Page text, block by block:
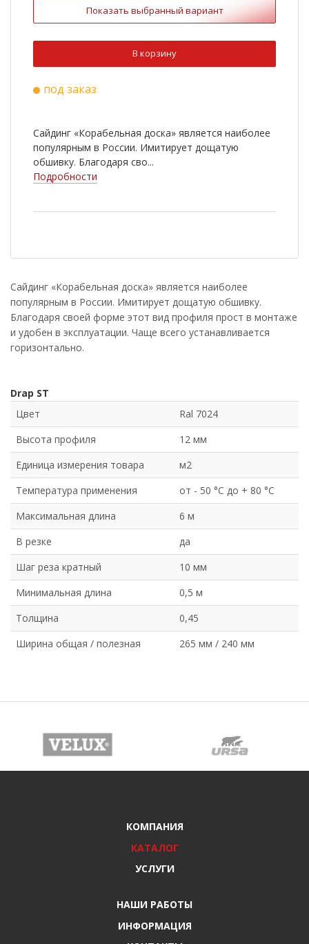
Показать выбранный вариант
В корзину
под заказ
Сайдинг «Корабельная доска» является наиболее
популярным в России. Имитирует дощатую
обшивку. Благодаря сво...
Подробности
Сайдинг «Корабельная доска» является наиболее
популярным в России. Имитирует дощатую обшивку.
Благодаря своей форме этот вид профиля прост в монтаже
и удобен в эксплуатации. Чаще всего устанавливается
горизонтально.
Drap ST
Цвет
Ral 7024
Высота профиля
12 мм
Единица измерения товара
м2
Температура применения
от - 50 °C до + 80 °C
Максимальная длина
6 м
В резке
да
Шаг реза кратный
10 мм
Минимальная длина
0,5 м
Толщина
0,45
Ширина общая / полезная
265 мм / 240 мм
КОМПАНИЯ
КАТАЛОГ
УСЛУГИ
НАШИ РАБОТЫ
ИНФОРМАЦИЯ